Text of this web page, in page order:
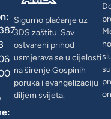
Sigurno plaćanje uz
3DS zaštitu. Sav
ostvareni prihod
usmjerava se u cijelosti
na širenje Gospinih
poruka i evangelizaciju
diljem svijeta.